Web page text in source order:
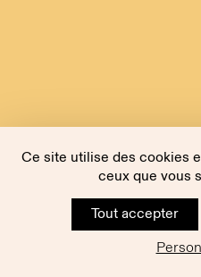
Ce site utilise des cookies
ceux que vous
Tout accepter